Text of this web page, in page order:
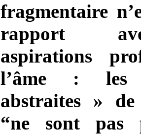
fragmentaire
rapport
aspirations
l’âme : les
abstraites »
“ne sont pas